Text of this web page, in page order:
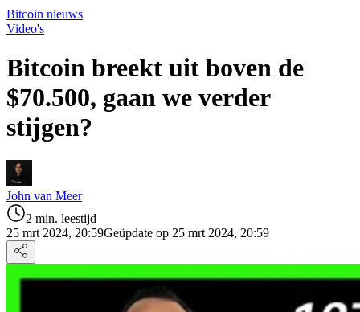
Bitcoin nieuws
Video's
Bitcoin breekt uit boven de
$70.500, gaan we verder
stijgen?
John van Meer
2 min. leestijd
25 mrt 2024, 20:59Geüpdate op 25 mrt 2024, 20:59